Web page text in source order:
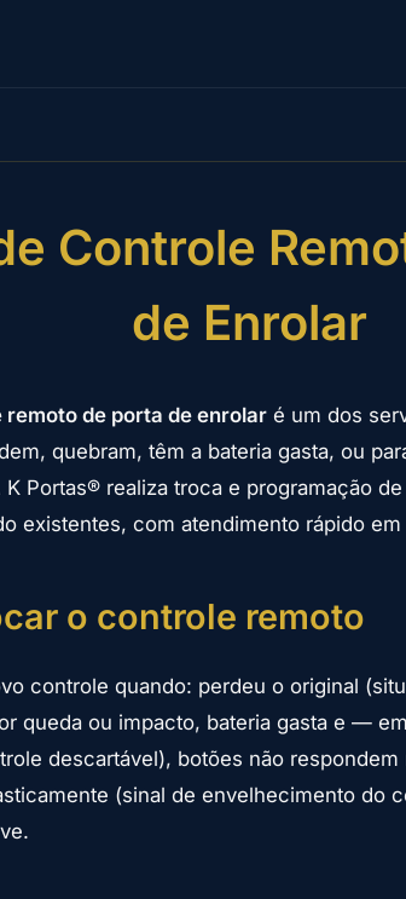
Controle
de Enrolar
de porta de enrolar é um dos
quebram, têm a bateria gasta, ou
Portas® realiza troca e programação
existentes, com atendimento rápido em
o controle remoto
controle quando: perdeu o original
queda ou impacto, bateria gasta e —
descartável), botões não
(sinal de envelhecimento do